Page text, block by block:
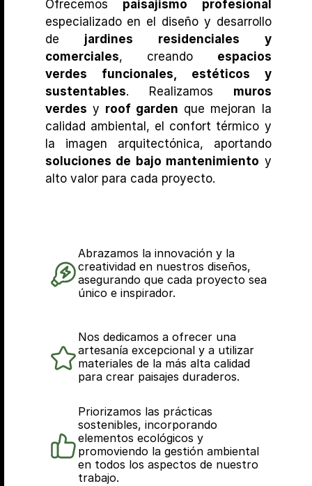
Abrazamos la innovación y la
creatividad en nuestros diseños,
asegurando que cada proyecto sea
único e inspirador.
Nos dedicamos a ofrecer una
artesanía excepcional y a utilizar
materiales de la más alta calidad
para crear paisajes duraderos.
Priorizamos las prácticas
sostenibles, incorporando
elementos ecológicos y
promoviendo la gestión ambiental
en todos los aspectos de nuestro
trabajo.
Ofrecemos paisajismo profesional
especializado en el diseño y desarrollo
de jardines residenciales y
comerciales, creando espacios
verdes funcionales, estéticos y
sustentables. Realizamos muros
verdes y roof garden que mejoran la
calidad ambiental, el confort térmico y
la imagen arquitectónica, aportando
soluciones de bajo mantenimiento y
alto valor para cada proyecto.